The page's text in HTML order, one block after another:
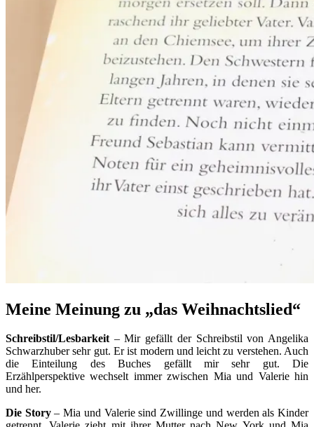
Meine Meinung zu „das Weihnachtslied“
Schreibstil/Lesbarkeit– Mir gefällt der Schreibstil von Angelika
Schwarzhuber sehr gut. Er ist modern und leicht zu verstehen. Auch
die Einteilung des Buches gefällt mir sehr gut. Die
Erzählperspektive wechselt immer zwischen Mia und Valerie hin
und her.
Die Story– Mia und Valerie sind Zwillinge und werden als Kinder